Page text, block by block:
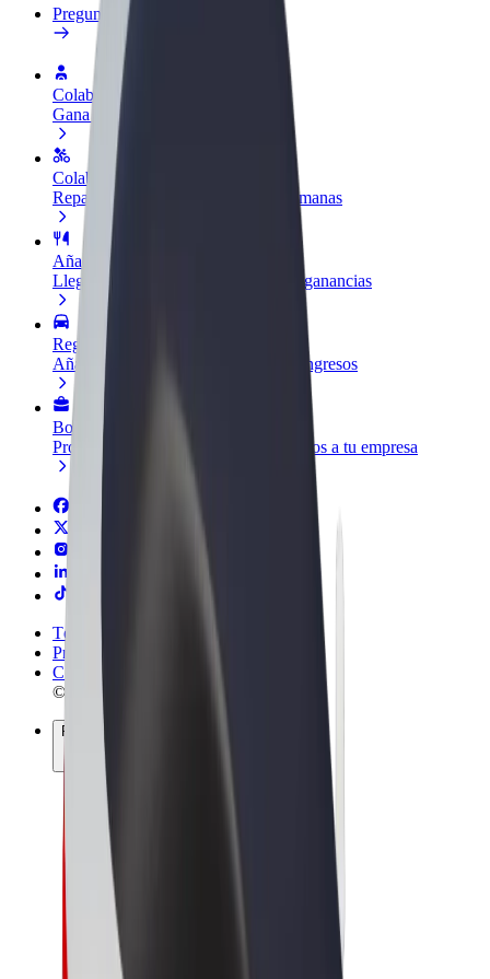
Preguntas frecuentes
Colaborar como conductor
Gana dinero colaborando con Bolt
Colaborar como repartidor
Reparte comida y cobra todas las semanas
Añadir un restaurante o tienda
Llega a más clientes y maximiza tus ganancias
Registrarse como propietario de flota
Añade tu flota a Bolt y potencia tus ingresos
Bolt para empresas
Productos y servicios de Bolt adaptados a tu empresa
Términos y Condiciones
Privacidad
Cookies
© 2026 Bolt Technology OÜ
Productos
Viajes
Patinetes
Bolt Market
Bolt Food
Bolt Drive